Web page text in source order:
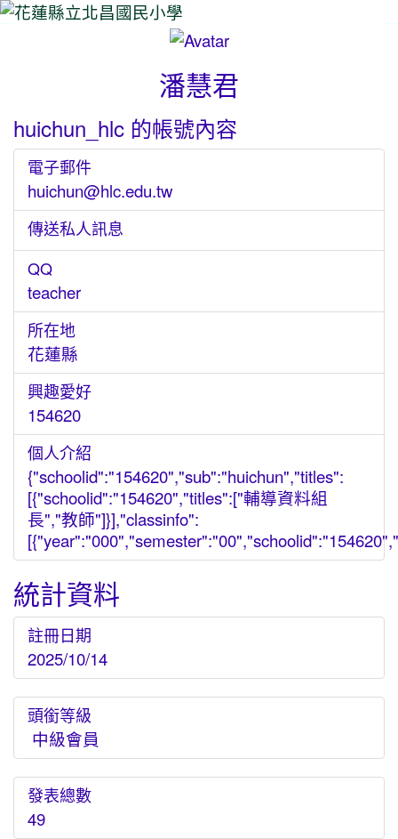
潘慧君
huichun_hlc 的帳號內容
電子郵件
huichun@hlc.edu.tw
傳送私人訊息
QQ
teacher
所在地
花蓮縣
興趣愛好
154620
個人介紹
{"schoolid":"154620","sub":"huichun","titles":
[{"schoolid":"154620","titles":["輔導資料組
長","教師"]}],"classinfo":
統計資料
註冊日期
2025/10/14
頭銜等級
中級會員
發表總數
49